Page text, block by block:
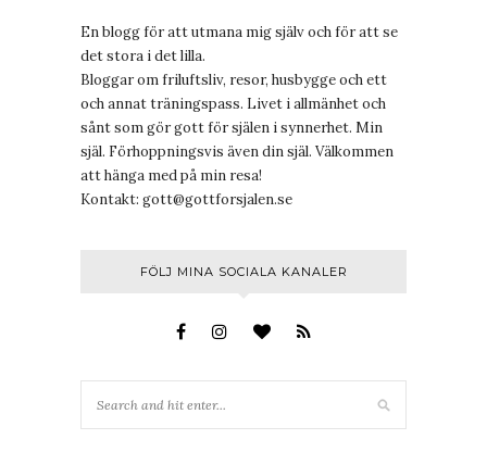
En blogg för att utmana mig själv och för att se
det stora i det lilla.
Bloggar om friluftsliv, resor, husbygge och ett
och annat träningspass. Livet i allmänhet och
sånt som gör gott för själen i synnerhet. Min
själ. Förhoppningsvis även din själ. Välkommen
att hänga med på min resa!
Kontakt: gott@gottforsjalen.se
FÖLJ MINA SOCIALA KANALER